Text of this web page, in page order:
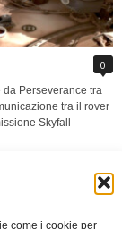
come i cookie per
0
Perseverance tra
tra il rover
Skyfall